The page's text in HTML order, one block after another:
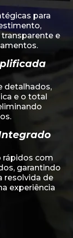
para
e
detalhados,
e o total
rápidos com
garantindo
resolvida de
experiência